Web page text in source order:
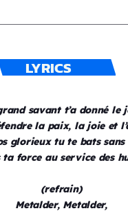
LYRICS
savant t’a donné le
la paix, la joie et
glorieux tu te bats sans
ta force au service des
(refrain)
Metalder, Metalder,